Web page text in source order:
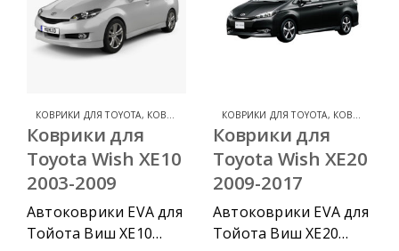
КОВРИКИ ДЛЯ TOYOTA, КОВРИКИ ДЛЯ TOYOTA WISH
Коврики для
Toyota Wish XE10
2003-2009
Автоковрики EVA для
Тойота Виш ХЕ10
КОВРИКИ ДЛЯ TOYOTA, КОВРИКИ ДЛЯ TOYOTA WISH
Коврики для
Toyota Wish XE20
2009-2017
Автоковрики EVA для
Тойота Виш ХЕ20